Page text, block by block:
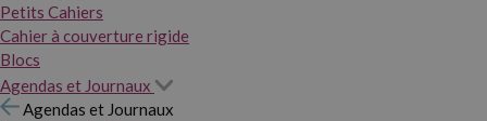
Petits Cahiers
Cahier à couverture rigide
Blocs
Agendas et Journaux
Agendas et Journaux